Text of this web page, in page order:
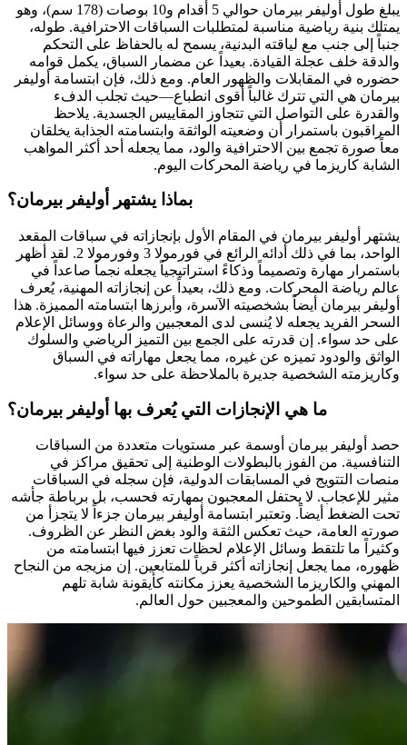
يبلغ طول أوليفر بيرمان حوالي 5 أقدام و10 بوصات (178 سم)، وهو
يمتلك بنية رياضية مناسبة لمتطلبات السباقات الاحترافية. طوله،
جنباً إلى جنب مع لياقته البدنية، يسمح له بالحفاظ على التحكم
والدقة خلف عجلة القيادة. بعيداً عن مضمار السباق، يكمل قوامه
حضوره في المقابلات والظهور العام. ومع ذلك، فإن ابتسامة أوليفر
بيرمان هي التي تترك غالباً أقوى انطباع—حيث تجلب الدفء
والقدرة على التواصل التي تتجاوز المقاييس الجسدية. يلاحظ
المراقبون باستمرار أن وضعيته الواثقة وابتسامته الجذابة يخلقان
معاً صورة تجمع بين الاحترافية والود، مما يجعله أحد أكثر المواهب
الشابة كاريزما في رياضة المحركات اليوم.
بماذا يشتهر أوليفر بيرمان؟
يشتهر أوليفر بيرمان في المقام الأول بإنجازاته في سباقات المقعد
الواحد، بما في ذلك أدائه الرائع في فورمولا 3 وفورمولا 2. لقد أظهر
باستمرار مهارة وتصميماً وذكاءً استراتيجياً يجعله نجماً صاعداً في
عالم رياضة المحركات. ومع ذلك، بعيداً عن إنجازاته المهنية، يُعرف
أوليفر بيرمان أيضاً بشخصيته الآسرة، وأبرزها ابتسامته المميزة. هذا
السحر الفريد يجعله لا يُنسى لدى المعجبين والرعاة ووسائل الإعلام
على حد سواء. إن قدرته على الجمع بين التميز الرياضي والسلوك
الواثق والودود تميزه عن غيره، مما يجعل مهاراته في السباق
وكاريزمته الشخصية جديرة بالملاحظة على حد سواء.
ما هي الإنجازات التي يُعرف بها أوليفر بيرمان؟
حصد أوليفر بيرمان أوسمة عبر مستويات متعددة من السباقات
التنافسية. من الفوز بالبطولات الوطنية إلى تحقيق مراكز في
منصات التتويج في المسابقات الدولية، فإن سجله في السباقات
مثير للإعجاب. لا يحتفل المعجبون بمهارته فحسب، بل برباطة جأشه
تحت الضغط أيضاً. وتعتبر ابتسامة أوليفر بيرمان جزءاً لا يتجزأ من
صورته العامة، حيث تعكس الثقة والود بغض النظر عن الظروف.
وكثيراً ما تلتقط وسائل الإعلام لحظات تعزز فيها ابتسامته من
ظهوره، مما يجعل إنجازاته أكثر قرباً للمتابعين. إن مزيجه من النجاح
المهني والكاريزما الشخصية يعزز مكانته كأيقونة شابة تلهم
المتسابقين الطموحين والمعجبين حول العالم.